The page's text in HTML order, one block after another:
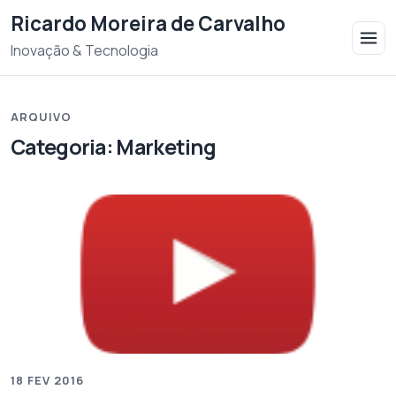
Ricardo Moreira de Carvalho
Inovação & Tecnologia
ARQUIVO
Categoria: Marketing
18 FEV 2016